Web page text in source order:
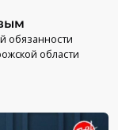
обязанности
области